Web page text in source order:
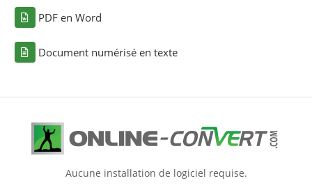
PDF en Word
Document numérisé en texte
Aucune installation de logiciel requise.